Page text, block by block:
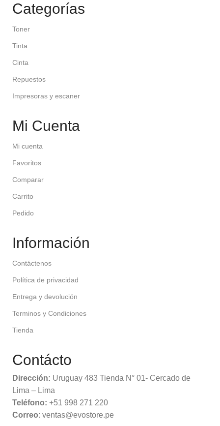
Categorías
Toner
Tinta
Cinta
Repuestos
Impresoras y escaner
Mi Cuenta
Mi cuenta
Favoritos
Comparar
Carrito
Pedido
Información
Contáctenos
Política de privacidad
Entrega y devolución
Terminos y Condiciones
Tienda
Contácto
Dirección: Uruguay 483 Tienda N° 01- Cercado de
Lima – Lima
Teléfono: +51 998 271 220
Correo: ventas@evostore.pe